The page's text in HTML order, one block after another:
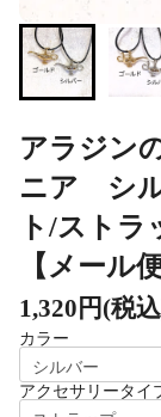
アラジン
ニア シル
ト/スト
【メール
1,320円(税
カラー
アクセサリータイ